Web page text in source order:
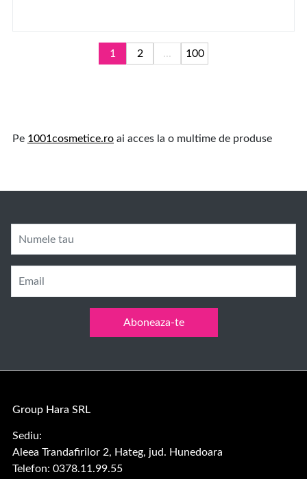
1 2 ... 100
Pe 1001cosmetice.ro ai acces la o multime de produse
Numele tau
Email
Aboneaza-te
Group Hara SRL
Sediu:
Aleea Trandafirilor 2, Hateg, jud. Hunedoara
Telefon: 0378.11.99.55